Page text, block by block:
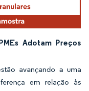
Adotam Preços
avançando a uma
em relação às